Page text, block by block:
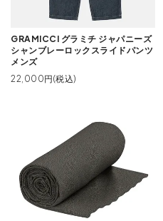
GRAMICCI グラミチ ジャパニーズ
シャンブレーロックスライドパンツ
メンズ
22,000円(税込)